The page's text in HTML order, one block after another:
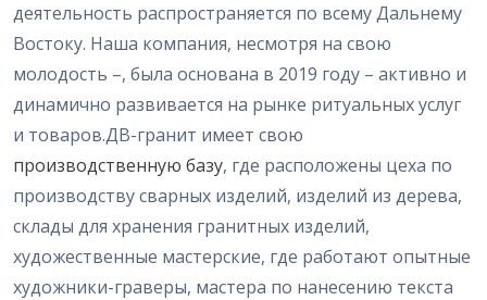
деятельность распространяется по всему Дальнему
Востоку. Наша компания, несмотря на свою
молодость –, была основана в 2019 году – активно и
динамично развивается на рынке ритуальных услуг
и товаров.ДВ-гранит имеет свою
производственную базу, где расположены цеха по
производству сварных изделий, изделий из дерева,
склады для хранения гранитных изделий,
художественные мастерские, где работают опытные
художники-граверы, мастера по нанесению текста